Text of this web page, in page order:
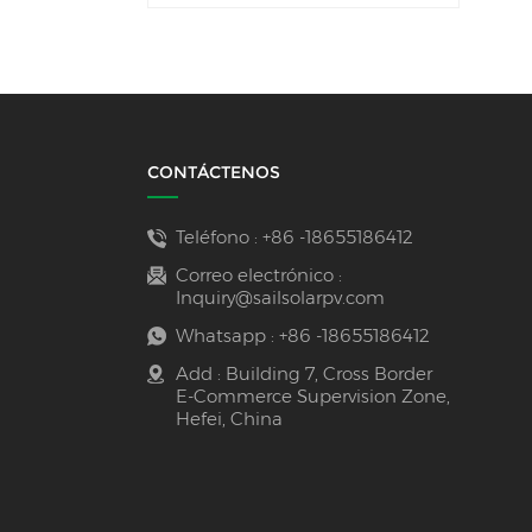
CONTÁCTENOS
Teléfono : +86 -18655186412
Correo electrónico :
Inquiry@sailsolarpv.com
Whatsapp : +86 -18655186412
Add : Building 7, Cross Border
E-Commerce Supervision Zone,
Hefei, China